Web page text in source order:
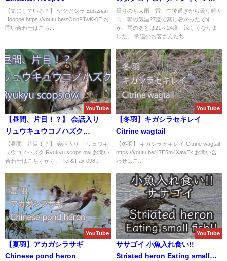
【気にしている？】 ヤツガシラ Eurasian
Hoopoe https://youtu.be/zOdpFTwK-0E お
問い合わせはこち...
メチドリ等など盛り沢山のバー
ドウオチング＆野鳥撮影ガイド!!
曇りのち大雨、雷、午後過ぎから曇り時々
雨、朝の気温27度で蒸し暑かったです
が、雨のあとは21～24度、涼しくなりま
した。 常連のお客さんたち...
YouTube
【昼間、片目！？】 会話入り
リュウキュウコノハズク
Ryukyu scops owl
【昼間、片目！？】 会話入り リュウキ
ュウコノハズク Ryukyu scops owl お問い
合わせはこちらから。 Tel＆Fax 098...
YouTube
【冬羽】キガシラセキレイ
Citrine wagtail
【冬羽】 キガシラセキレイ Citrine wagtail
https://youtu.be/47E5m4XawEk お問い合
わせはこ...
YouTube
【夏羽】アカガシラサギ
Chinese pond heron
YouTube
ササゴイ 小魚入れ食い!!
Striated heron Eating small